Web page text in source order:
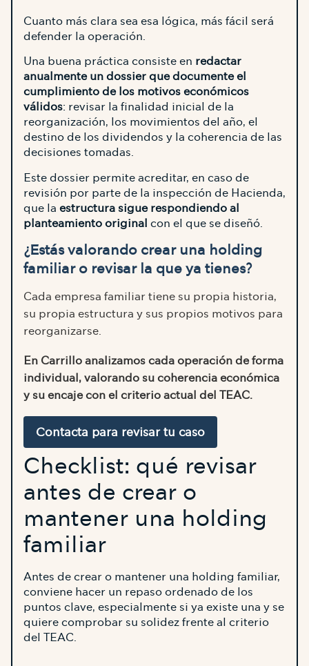
Cuanto más clara sea esa lógica, más fácil será
defender la operación.
Una buena práctica consiste en redactar
anualmente un dossier que documente el
cumplimiento de los motivos económicos
válidos: revisar la finalidad inicial de la
reorganización, los movimientos del año, el
destino de los dividendos y la coherencia de las
decisiones tomadas.
Este dossier permite acreditar, en caso de
revisión por parte de la inspección de Hacienda,
que la estructura sigue respondiendo al
planteamiento original con el que se diseñó.
¿Estás valorando crear una holding
familiar o revisar la que ya tienes?
Cada empresa familiar tiene su propia historia,
su propia estructura y sus propios motivos para
reorganizarse.
En Carrillo analizamos cada operación de forma
individual, valorando su coherencia económica
y su encaje con el criterio actual del TEAC.
Contacta para revisar tu caso
Checklist: qué revisar
antes de crear o
mantener una holding
familiar
Antes de crear o mantener una holding familiar,
conviene hacer un repaso ordenado de los
puntos clave, especialmente si ya existe una y se
quiere comprobar su solidez frente al criterio
del TEAC.